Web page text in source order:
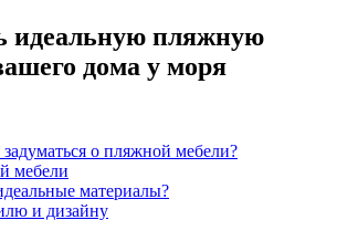
идеальную пляжную
дома у моря
о пляжной мебели?
мебели
материалы?
и дизайну